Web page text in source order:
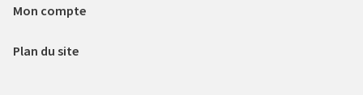
Mon compte
Plan du site